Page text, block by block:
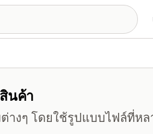
นค้า
างๆ โดยใช้รูปแบบไฟล์ที่หล